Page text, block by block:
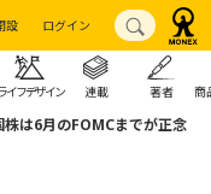
設 ログイン
イフデザイン 連載 著者 商
株は6月のFOMCまでが正念